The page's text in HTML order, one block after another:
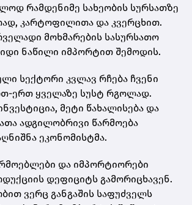
რამდენიმე სახეობის სურსათზე
კარტოფილითა და კვერცხით.
მოხმარების სასურსათო
ნაწილი იმპორტით შემოდის.
სექტორი კვლავ რჩება ჩვენი
ერთ ყველაზე სუსტ რგოლად.
მეტი წახალისება და
ადგილობრივი წარმოება
ეკონომისტმა.
და იმპორტიორები
დეფიციტს გამორიცხავენ.
ვერც განგაშის საფუძველს